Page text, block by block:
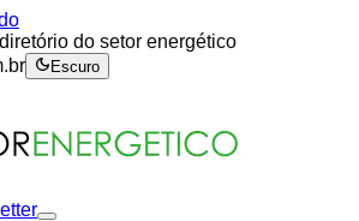
do setor energético
Escuro